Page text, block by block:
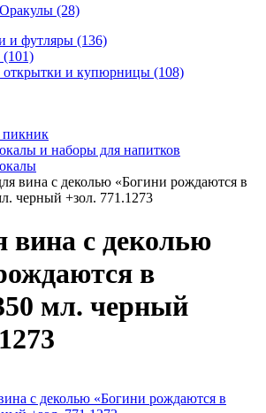
(28)
и футляры (136)
(101)
открытки и купюрницы (108)
и наборы для напитков
вина с деколью «Богини рождаются в
черный +зол. 771.1273
вина с деколью
в
мл. черный